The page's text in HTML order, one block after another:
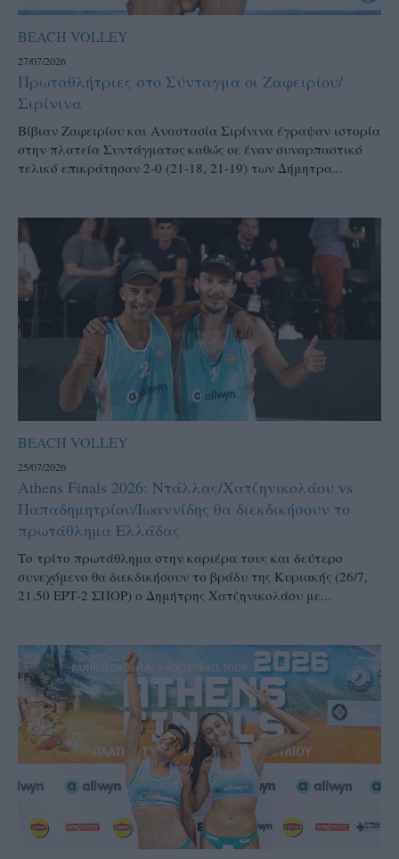
BEACH VOLLEY
27/07/2026
Πρωταθλήτριες στο Σύνταγμα οι Ζαφειρίου/
Σιρίνινα
Βίβιαν Ζαφειρίου και Αναστασία Σιρίνινα έγραψαν ιστορία
στην πλατεία Συντάγματος καθώς σε έναν συναρπαστικό
τελικό επικράτησαν 2-0 (21-18, 21-19) των Δήμητρα...
BEACH VOLLEY
25/07/2026
Athens Finals 2026: Ντάλλας/Χατζηνικολάου vs
Παπαδημητρίου/Ιωαννίδης θα διεκδικήσουν το
πρωτάθλημα Ελλάδας
Το τρίτο πρωτάθλημα στην καριέρα τους και δεύτερο
συνεχόμενο θα διεκδικήσουν το βράδυ της Κυριακής (26/7,
21.50 ΕΡΤ-2 ΣΠΟΡ) ο Δημήτρης Χατζηνικολάου με...